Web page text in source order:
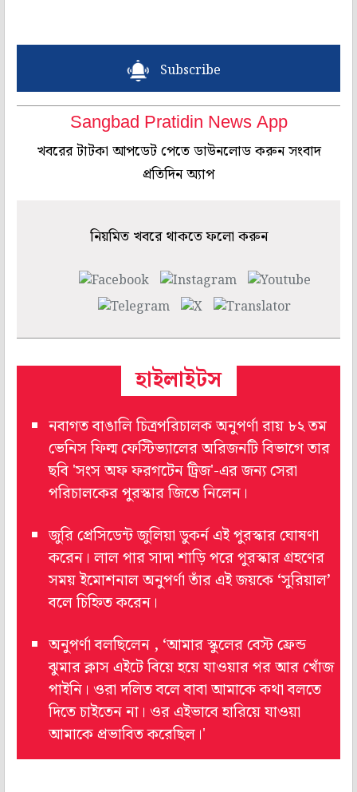
Subscribe
Sangbad Pratidin News App
খবরের টাটকা আপডেট পেতে ডাউনলোড করুন সংবাদ
প্রতিদিন অ্যাপ
নিয়মিত খবরে থাকতে ফলো করুন
হাইলাইটস
নবাগত বাঙালি চিত্রপরিচালক অনুপর্ণা রায় ৮২ তম
ভেনিস ফিল্ম ফেস্টিভ্যালের অরিজনটি বিভাগে তার
ছবি 'সংস অফ ফরগটেন ট্রিজ'-এর জন্য সেরা
পরিচালকের পুরস্কার জিতে নিলেন।
জুরি প্রেসিডেন্ট জুলিয়া ডুকর্ন এই পুরস্কার ঘোষণা
করেন। লাল পার সাদা শাড়ি পরে পুরস্কার গ্রহণের
সময় ইমোশনাল অনুপর্ণা তাঁর এই জয়কে ‘সুরিয়াল’
বলে চিহ্নিত করেন।
অনুপর্ণা বলছিলেন , ‘আমার স্কুলের বেস্ট ফ্রেন্ড
ঝুমার ক্লাস এইটে বিয়ে হয়ে যাওয়ার পর আর খোঁজ
পাইনি। ওরা দলিত বলে বাবা আমাকে কথা বলতে
দিতে চাইতেন না। ওর এইভাবে হারিয়ে যাওয়া
আমাকে প্রভাবিত করেছিল।'